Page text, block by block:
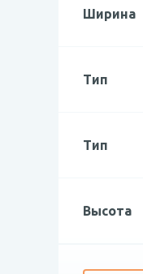
Ширина
Тип
Тип
Высота